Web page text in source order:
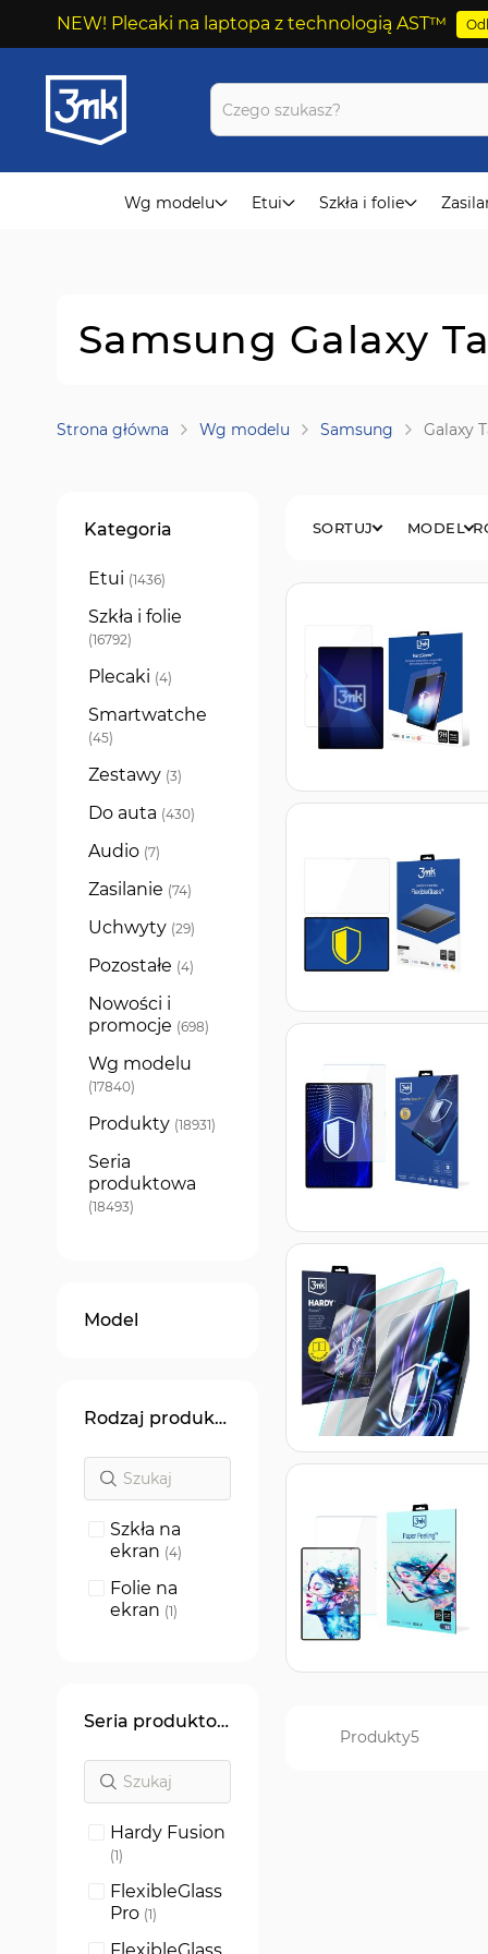
NEW! Plecaki na laptopa z technologią AST™
Przejdź
do
treści
Wg modelu Etui Szkła i folie
Samsung Galaxy
Strona główna Wg modelu Samsung Galaxy
MODEL
SORTUJ
Produkty5
Kategoria
Etui 1436
produkty
Szkła i folie
16792
produkty
Plecaki 4
produkty
Smartwatche
45
produkty
Zestawy 3
produkty
Do auta 430
produkty
Audio 7
produkty
Zasilanie 74
produkty
Uchwyty 29
produkty
Pozostałe 4
produkty
Nowości i
promocje 698
produkty
Wg modelu
17840
produkty
Produkty 18931
produkty
Seria
produktowa
18493
produkty
Model
Rodzaj produktu
Szkła na
ekran 4
produkty
Folie na
ekran 1
produkt
Seria produktowa
Hardy Fusion
1
produkt
FlexibleGlass
Pro 1
produkt